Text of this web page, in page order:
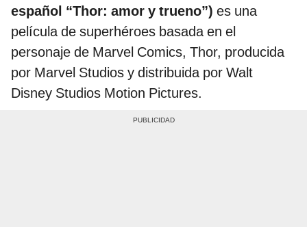
español “Thor: amor y trueno”) es una
película de superhéroes basada en el
personaje de Marvel Comics, Thor, producida
por Marvel Studios y distribuida por Walt
Disney Studios Motion Pictures.